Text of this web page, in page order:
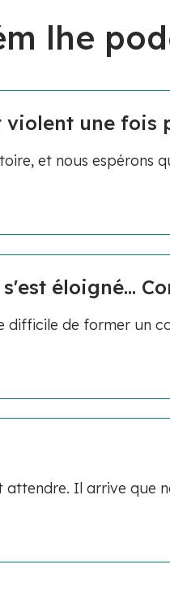
lhe
une fois
et nous espérons
éloigné...
difficile de former un
Il arrive que